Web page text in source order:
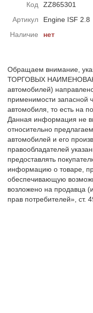
Код
ZZ865301
Артикул
Engine ISF 2.8
Наличие
нет
Обращаем внимание,
ТОРГОВЫХ
автомобилей)
применимости запасной
автомобиля, то есть на
Данная информация не
относительно
автомобилей и его
правообладателей
предоставлять
информацию о товаре,
обеспечивающую
возложено на продавца
прав потребителей», ст.